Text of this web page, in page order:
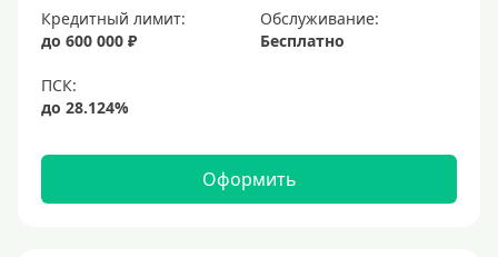
Золотые
Черные
Виртуальные
С бонусами
Кредитный лимит:
до 600 000 ₽
Обслуживание:
Бесплатно
Оформить